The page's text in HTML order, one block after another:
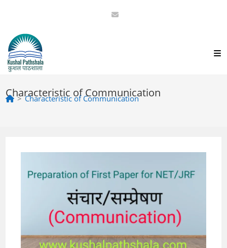
content
Characteristic of Communication
> Characteristic of Communication